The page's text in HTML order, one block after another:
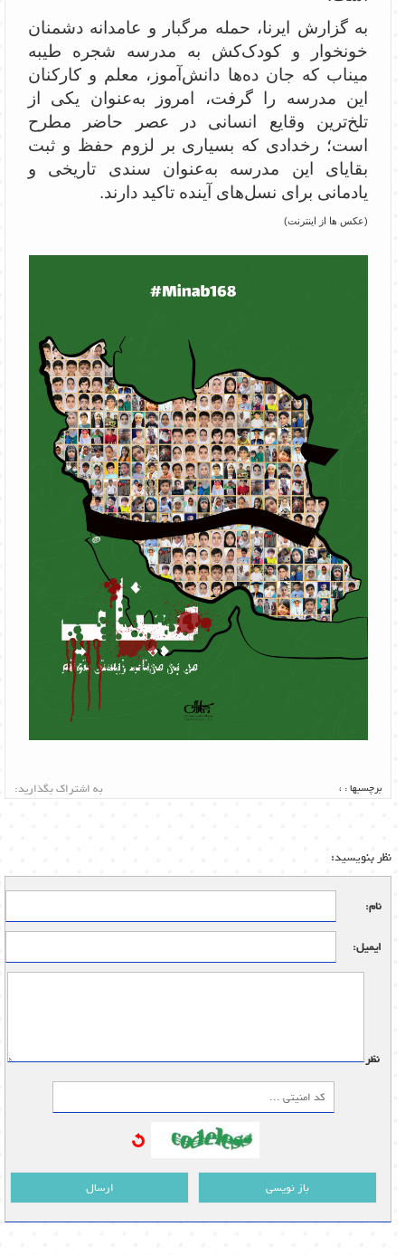
به گزارش ایرنا، حمله مرگبار و عامدانه دشمنان
خونخوار و کودک‌کش به مدرسه شجره طیبه
میناب که جان ده‌ها دانش‌آموز، معلم و کارکنان
این مدرسه را گرفت، امروز به‌عنوان یکی از
تلخ‌ترین وقایع انسانی در عصر حاضر مطرح
است؛ رخدادی که بسیاری بر لزوم حفظ و ثبت
بقایای این مدرسه به‌عنوان سندی تاریخی و
یادمانی برای نسل‌های آینده تاکید دارند.
(عکس ها از اینترنت)
برچسبها : ، به اشتراک بگذارید:
نظر بنویسید:
نام:
ایمیل:
نظر:
ارسال باز نویسی